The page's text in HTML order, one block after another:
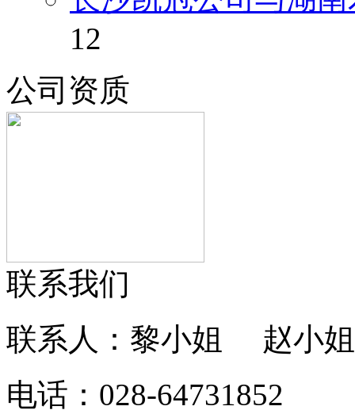
12
公司资质
联系我们
联系人：黎小姐 赵小姐
电话：028-64731852